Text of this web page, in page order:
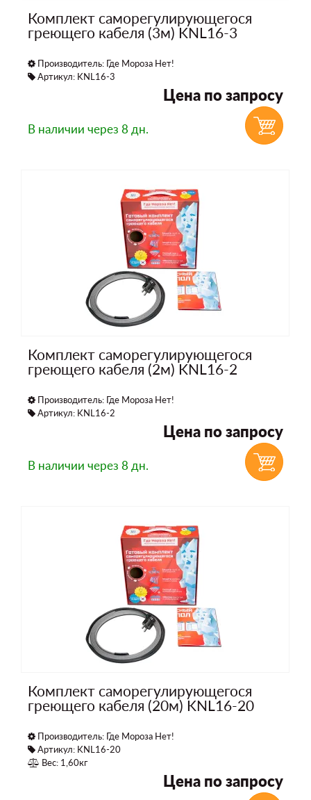
Комплект саморегулирующегося
греющего кабеля (3м) KNL16-3
Производитель: Где Мороза Нет!
Артикул: KNL16-3
Цена по запросу
В наличии через 8 дн.
Комплект саморегулирующегося
греющего кабеля (2м) KNL16-2
Производитель: Где Мороза Нет!
Артикул: KNL16-2
Цена по запросу
В наличии через 8 дн.
Комплект саморегулирующегося
греющего кабеля (20м) KNL16-20
Производитель: Где Мороза Нет!
Артикул: KNL16-20
Вес: 1,60кг
Цена по запросу